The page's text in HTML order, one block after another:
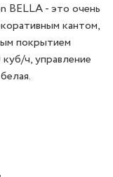
BELLA - это очень
кантом,
покрытием
ч, управление